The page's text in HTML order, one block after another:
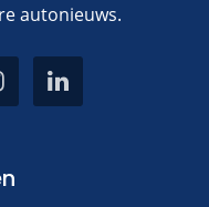
autonieuws.